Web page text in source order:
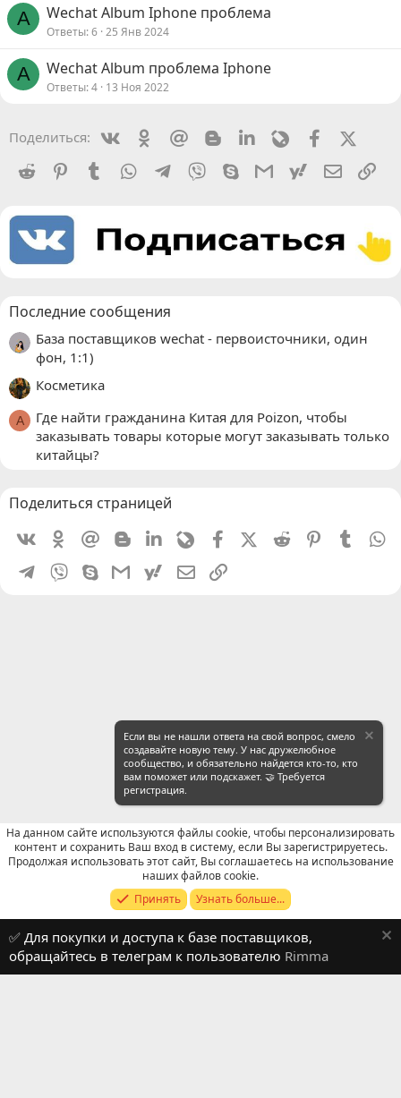
A Wechat Album Iphone проблема
Ответы 6 25 Янв 2024
A Wechat Album проблема Iphone
Ответы 4 13 Ноя 2022
Поделиться: VkontakteOdnoklassniki
Mail.ru BloggerLinkedinLivejournalFacebook
Reddit
PinterestTumblr WhatsAppTelegram
Viber SkypeGmailyahoomail
Последние сообщения
База поставщиков wechat - первоисточники, один
фон, 1:1)
Косметика
A
Где найти гражданина Китая для Poizon, чтобы
заказывать товары которые могут заказывать только
китайцы?
Поделиться страницей
VkontakteOdnoklassniki
Mail.ru BloggerLinkedin
LivejournalFacebookX (Twitter)
Reddit PinterestTumblr
Telegram
Viber SkypeGmailyahoomailЭлектронная почта
WeChat: Общие вопросы
Russian (RU)
Обратная связь
Условия и правила
Политика конфиденциальности
Помощь
R
Если вы не нашли ответа на свой вопрос, смело
создавайте новую тему. У нас дружелюбное
сообщество, и обязательно найдется кто-то, кто
вам поможет или подскажет. 🤝 Требуется
регистрация.
На данном сайте используются файлы cookie, чтобы персонализировать
контент и сохранить Ваш вход в систему, если Вы зарегистрируетесь.
Продолжая использовать этот сайт, Вы соглашаетесь на использование
наших файлов cookie.
Принять
Узнать больше...
✅ Для покупки и доступа к базе поставщиков,
обращайтесь в телеграм к пользователю Rimma